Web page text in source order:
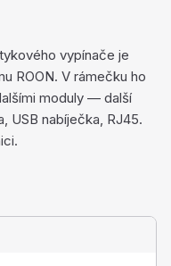
vypínače je
ROON. V rámečku ho
moduly — další
USB nabíječka, RJ45.